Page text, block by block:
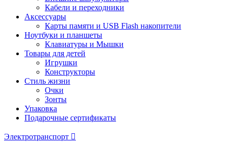
Кабели и переходники
Аксессуары
Карты памяти и USB Flash накопители
Ноутбуки и планшеты
Клавиатуры и Мышки
Товары для детей
Игрушки
Конструкторы
Стиль жизни
Очки
Зонты
Упаковка
Подарочные сертификаты
Электротранспорт